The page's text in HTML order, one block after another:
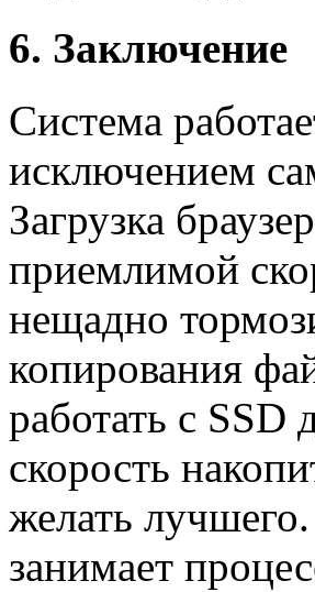
6. Заключение
Система
исключением
Загрузка
приемлимой
нещадно
копирования
работать с SSD
скорость
желать
занимает